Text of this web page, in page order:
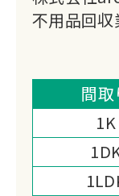
不用品回
ビスで、
越・買取
提供し、
可能。経
対応する
間取
1K